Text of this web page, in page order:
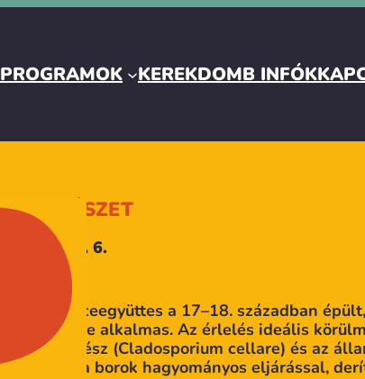
PROGRAMOK KEREKDOMB INFÓK
PINCÉSZET
UTCA 6.
pinceegyüttes a 17–18. században
érlelésére alkalmas. Az érlelés ideális
nemes penész (Cladosporium cellare) és az
a borok hagyományos eljárással,